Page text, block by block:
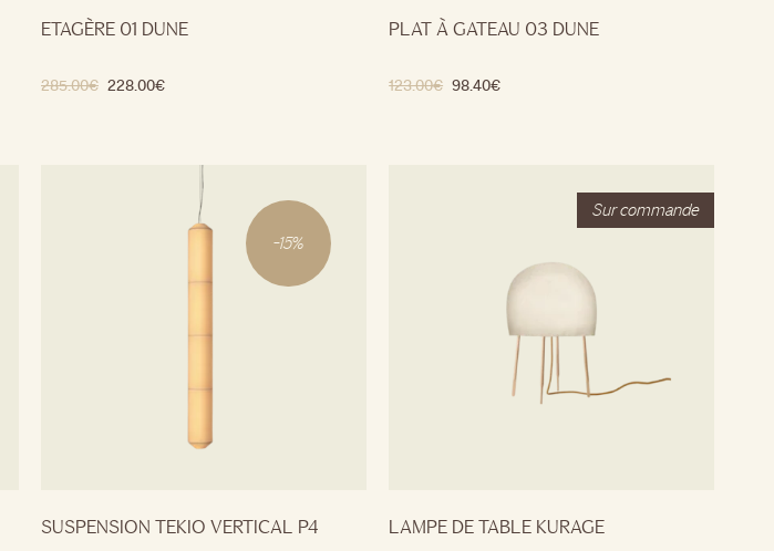
ETAGÈRE 01 DUNE
285.00€ 228.00€
PLAT À GATEAU 03 DUNE
123.00€ 98.40€
-15%
SUSPENSION TEKIO VERTICAL P4 LAMPE DE TABLE KURAGE